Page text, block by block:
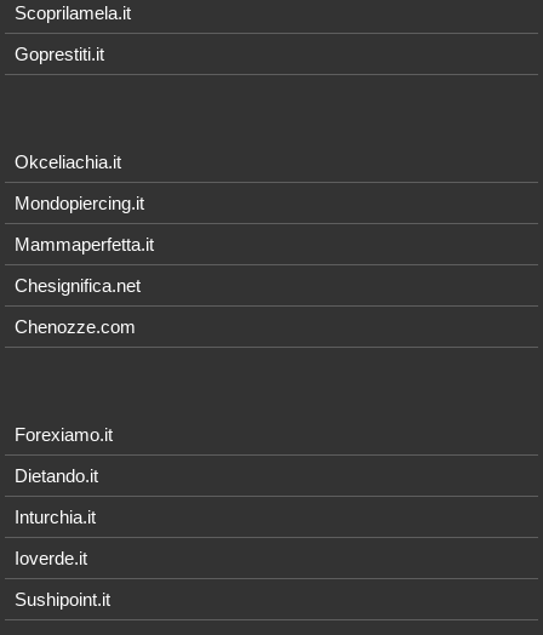
Scoprilamela.it
Goprestiti.it
Okceliachia.it
Mondopiercing.it
Mammaperfetta.it
Chesignifica.net
Chenozze.com
Forexiamo.it
Dietando.it
Inturchia.it
Ioverde.it
Sushipoint.it